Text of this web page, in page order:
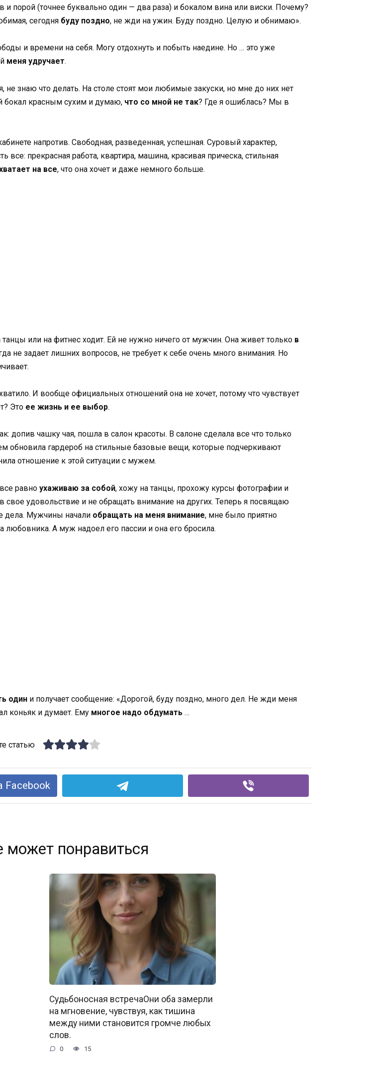
порой (точнее буквально один — два раза) и бокалом вина или виски. Почему?
сегодня буду поздно, не жди на ужин. Буду поздно. Целую и обнимаю».
и времени на себя. Могу отдохнуть и побыть наедине. Но … это уже
меня удручает.
знаю что делать. На столе стоят мои любимые закуски, но мне до них нет
бокал красным сухим и думаю, что со мной не так? Где я ошиблась? Мы в
напротив. Свободная, разведенная, успешная. Суровый характер,
все: прекрасная работа, квартира, машина, красивая прическа, стильная
на все, что она хочет и даже немного больше.
или на фитнес ходит. Ей не нужно ничего от мужчин. Она живет только в
не задает лишних вопросов, не требует к себе очень много внимания. Но
И вообще официальных отношений она не хочет, потому что чувствует
Это ее жизнь и ее выбор.
допив чашку чая, пошла в салон красоты. В салоне сделала все что только
обновила гардероб на стильные базовые вещи, которые подчеркивают
отношение к этой ситуации с мужем.
равно ухаживаю за собой, хожу на танцы, прохожу курсы фотографии и
удовольствие и не обращать внимание на других. Теперь я посвящаю
дела. Мужчины начали обращать на меня внимание, мне было приятно
А муж надоел его пассии и она его бросила.
один и получает сообщение: «Дорогой, буду поздно, много дел. Не жди меня
коньяк и думает. Ему многое надо обдумать …
статью
Facebook
может понравиться
Судьбоносная встречаОни оба замерли
на мгновение, чувствуя, как тишина
между ними становится громче любых
слов.
0 15